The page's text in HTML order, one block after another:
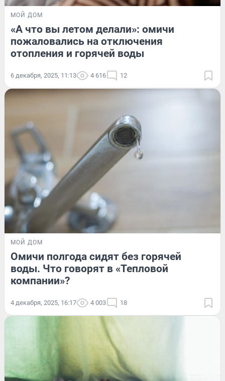
МОЙ ДОМ
«А что вы летом делали»: омичи
пожаловались на отключения
отопления и горячей воды
6 декабря, 2025, 11:13 4 616 12
МОЙ ДОМ
Омичи полгода сидят без горячей
воды. Что говорят в «Тепловой
компании»?
4 декабря, 2025, 16:17 4 003 18